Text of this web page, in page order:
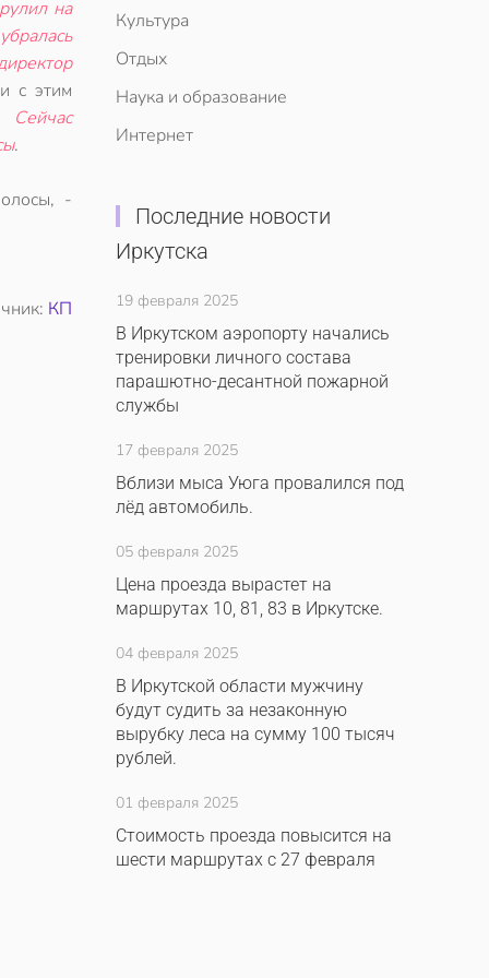
на
с этим
.
-
КП
Культура
Отдых
Наука и образование
Интернет
Последние новости
Иркутска
19 февраля 2025
В Иркутском аэропорту начались
тренировки личного состава
парашютно-десантной пожарной
службы
17 февраля 2025
Вблизи мыса Уюга провалился под
лёд автомобиль.
05 февраля 2025
Цена проезда вырастет на
маршрутах 10, 81, 83 в Иркутске.
04 февраля 2025
В Иркутской области мужчину
будут судить за незаконную
вырубку леса на сумму 100 тысяч
рублей.
01 февраля 2025
Стоимость проезда повысится на
шести маршрутах с 27 февраля